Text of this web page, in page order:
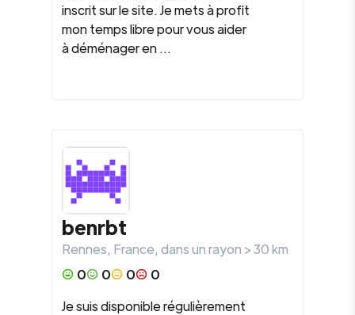
inscrit sur le site. Je mets à profit
mon temps libre pour vous aider
à déménager en ...
benrbt
Rennes, France, dans un rayon >30km
0
0 0
0
Je suis disponible régulièrement